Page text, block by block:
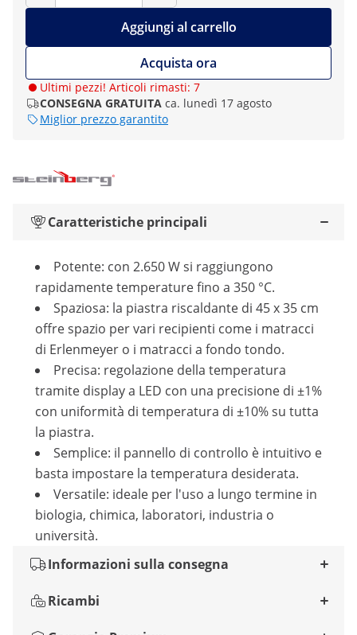
Aggiungi al carrello
Acquista ora
Ultimi pezzi! Articoli rimasti: 7
CONSEGNA GRATUITA ca. lunedì 17 agosto
Miglior prezzo garantito
Caratteristiche principali
Potente: con 2.650 W si raggiungono
rapidamente temperature fino a 350 °C.
Spaziosa: la piastra riscaldante di 45 x 35 cm
offre spazio per vari recipienti come i matracci
di Erlenmeyer o i matracci a fondo tondo.
Precisa: regolazione della temperatura
tramite display a LED con una precisione di ±1%
con uniformità di temperatura di ±10% su tutta
la piastra.
Semplice: il pannello di controllo è intuitivo e
basta impostare la temperatura desiderata.
Versatile: ideale per l'uso a lungo termine in
biologia, chimica, laboratori, industria o
università.
Informazioni sulla consegna
Ricambi